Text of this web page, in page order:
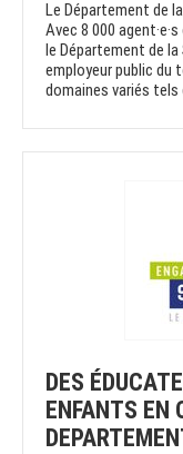
Le Département de
Avec 8 000
le Département de
employeur public du
domaines variés
DES
ENFANTS EN